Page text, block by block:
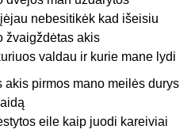
nebesitikėk kad išeisiu
žvaigždėtas akis
valdau ir kurie mane lydi
pirmos mano meilės durys
eile kaip juodi kareiviai